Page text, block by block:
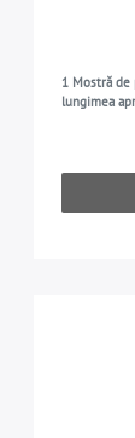
1 Mostră de
lungimea